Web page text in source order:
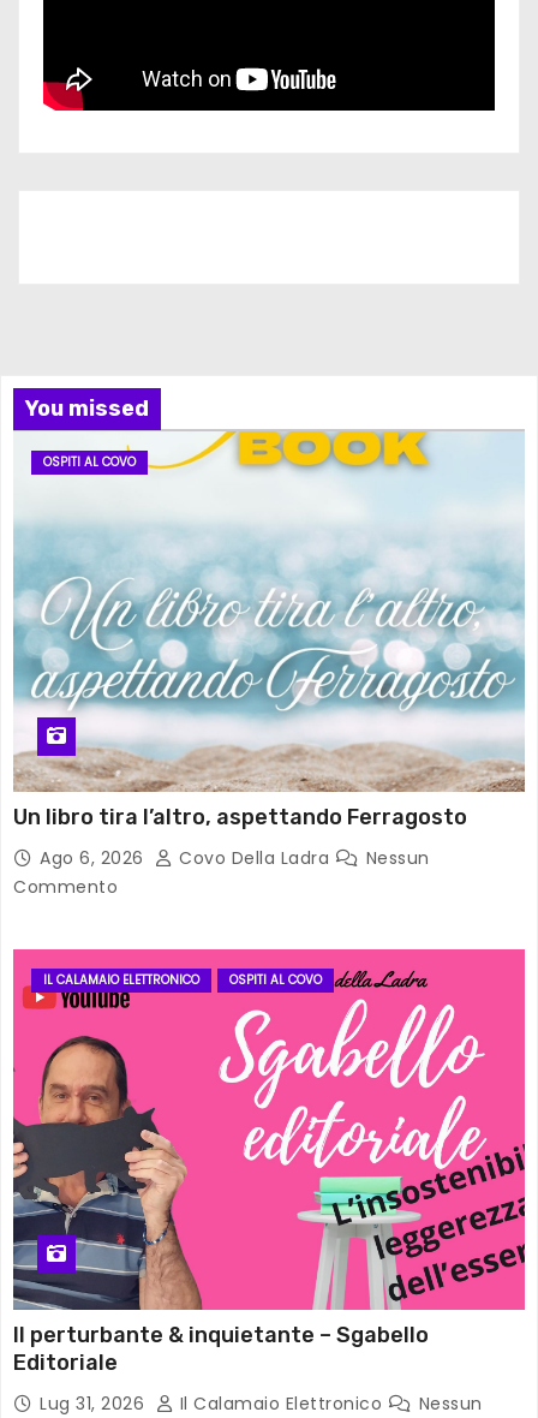
You missed
OSPITI AL COVO
Un libro tira l’altro, aspettando Ferragosto
Ago 6, 2026 Covo Della Ladra
Nessun
Commento
IL CALAMAIO ELETTRONICO OSPITI AL COVO
Il perturbante & inquietante – Sgabello
Editoriale
Lug 31, 2026 Il Calamaio Elettronico
Nessun